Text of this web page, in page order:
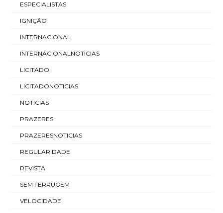
ESPECIALISTAS
IGNIÇÃO
INTERNACIONAL
INTERNACIONALNOTICIAS
LICITADO
LICITADONOTICIAS
NOTICIAS
PRAZERES
PRAZERESNOTICIAS
REGULARIDADE
REVISTA
SEM FERRUGEM
VELOCIDADE